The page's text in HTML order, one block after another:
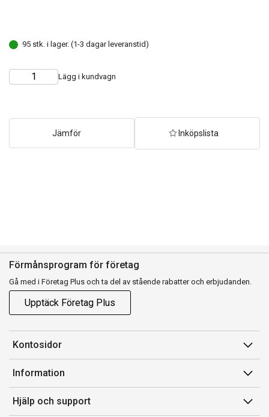
95 stk. i lager. (1-3 dagar leveranstid)
Choose
Quantity Lägg i kundvagn
Jämför Inköpslista
Förmånsprogram för företag
Gå med i Företag Plus och ta del av stående rabatter och erbjudanden.
Upptäck Företag Plus
Kontosidor
Mina sidor
Orderhistorik
Fakturor & Kvitton
Information
Försäljningsvillkor
Hjälp och support